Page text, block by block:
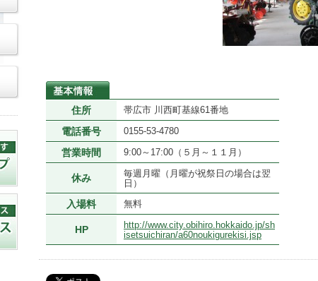
住所 帯広市 川西町基線61番地
電話番号 0155-53-4780
営業時間 9:00～17:00（５月～１１月）
休み
毎週月曜（月曜が祝祭日の場合は翌
日）
入場料 無料
HP
http://www.city.obihiro.hokkaido.jp/sh
isetsuichiran/a60noukigurekisi.jsp